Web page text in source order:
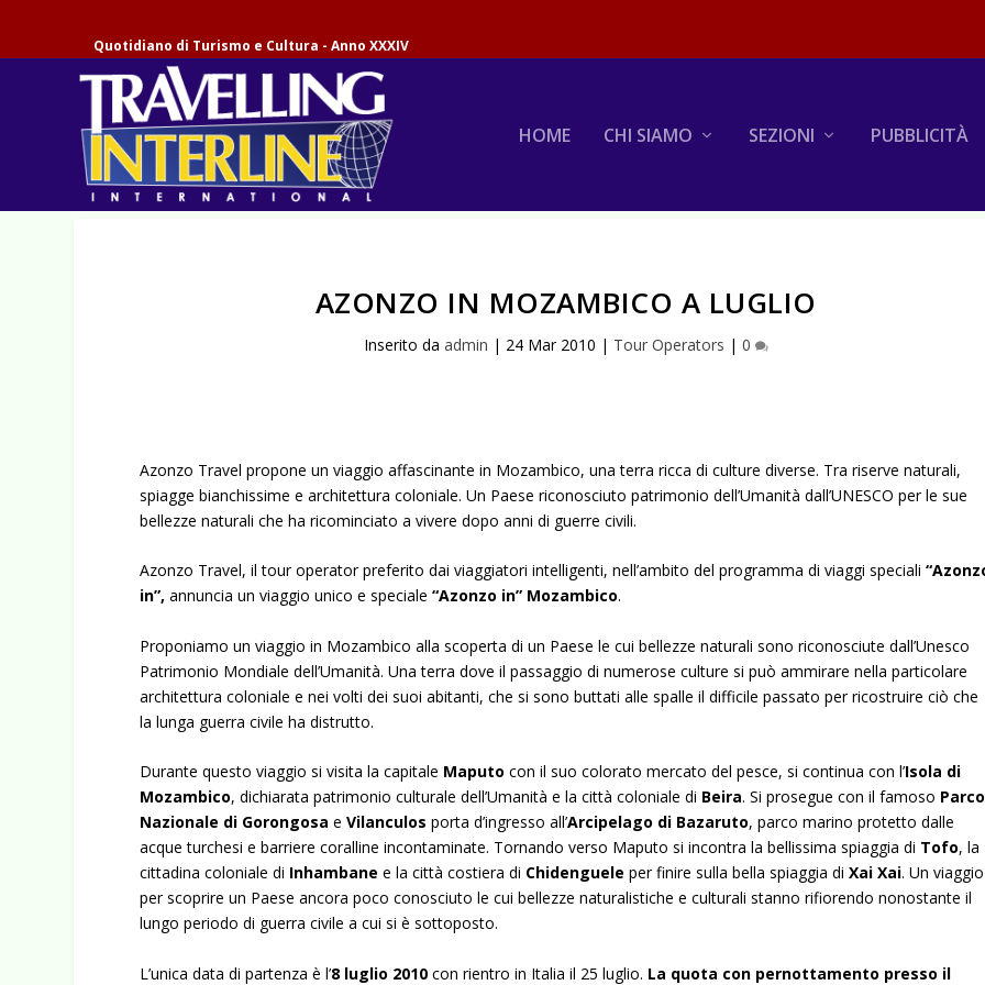
Quotidiano di Turismo e Cultura - Anno XXXIV
HOME CHI SIAMO SEZIONI PUBBLICITÀ
AZONZO IN MOZAMBICO A LUGLIO
Inserito da admin | 24 Mar 2010 | Tour Operators | 0
Azonzo Travel propone un viaggio affascinante in Mozambico, una terra ricca di culture diverse. Tra riserve naturali,
spiagge bianchissime e architettura coloniale. Un Paese riconosciuto patrimonio dell’Umanità dall’UNESCO per le sue
bellezze naturali che ha ricominciato a vivere dopo anni di guerre civili.
Azonzo Travel, il tour operator preferito dai viaggiatori intelligenti, nell’ambito del programma di viaggi speciali
in”, annuncia un viaggio unico e speciale“Azonzo in” Mozambico.
Proponiamo un viaggio in Mozambico alla scoperta di un Paese le cui bellezze naturali sono riconosciute dall’Unesco
Patrimonio Mondiale dell’Umanità. Una terra dove il passaggio di numerose culture si può ammirare nella particolare
architettura coloniale e nei volti dei suoi abitanti, che si sono buttati alle spalle il difficile passato per ricostruire ciò che
la lunga guerra civile ha distrutto.
Durante questo viaggio si visita la capitale Maputo con il suo colorato mercato del pesce, si continua con l’Isola di
Mozambico, dichiarata patrimonio culturale dell’Umanità e la città coloniale di Beira. Si prosegue con il famoso Parco
Nazionale di Gorongosa eVilanculosporta d’ingresso all’Arcipelago di Bazaruto, parco marino protetto dalle
acque turchesi e barriere coralline incontaminate. Tornando verso Maputo si incontra la bellissima spiaggia di Tofo, la
cittadina coloniale di Inhambane e la città costiera di Chidenguele per finire sulla bella spiaggia diXai Xai. Un viaggio
per scoprire un Paese ancora poco conosciuto le cui bellezze naturalistiche e culturali stanno rifiorendo nonostante il
lungo periodo di guerra civile a cui si è sottoposto.
L’unica data di partenza è l’8 luglio 2010 con rientro in Italia il 25 luglio. La quota con pernottamento presso il